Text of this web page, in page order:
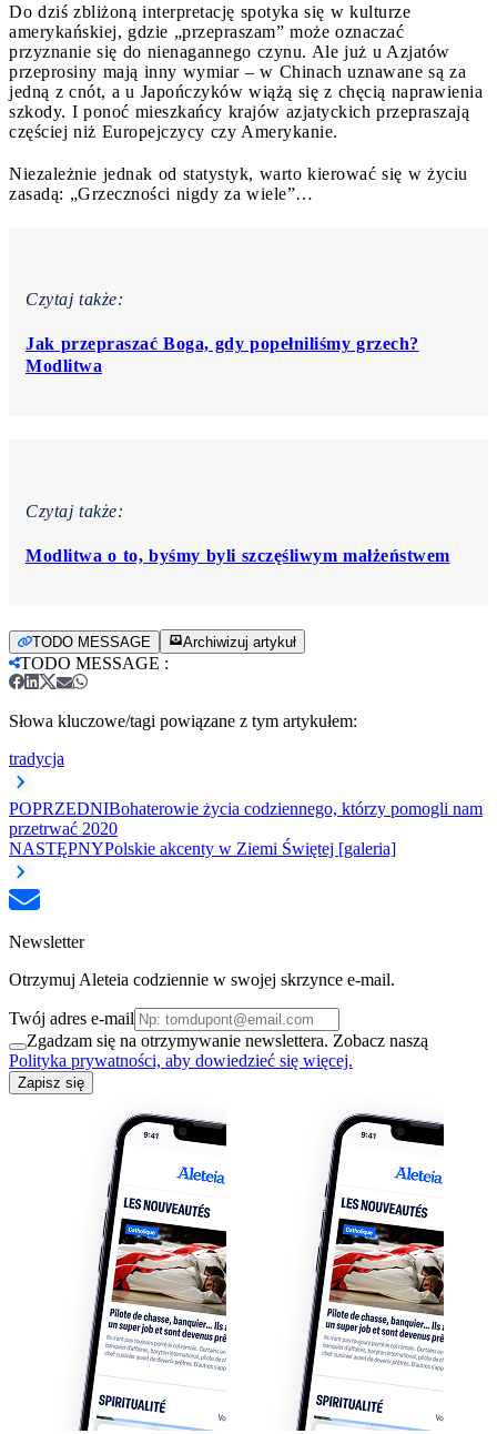
Do dziś zbliżoną interpretację spotyka się w kulturze
amerykańskiej, gdzie „przepraszam” może oznaczać
przyznanie się do nienagannego czynu. Ale już u Azjatów
przeprosiny mają inny wymiar – w Chinach uznawane są za
jedną z cnót, a u Japończyków wiążą się z chęcią naprawienia
szkody. I ponoć mieszkańcy krajów azjatyckich przepraszają
częściej niż Europejczycy czy Amerykanie.
Niezależnie jednak od statystyk, warto kierować się w życiu
zasadą: „Grzeczności nigdy za wiele”…
Czytaj także:
Jak przepraszać Boga, gdy popełniliśmy grzech?
Modlitwa
Czytaj także:
Modlitwa o to, byśmy byli szczęśliwym małżeństwem
TODO MESSAGE Archiwizuj artykuł
TODO MESSAGE :
Słowa kluczowe/tagi powiązane z tym artykułem:
tradycja
POPRZEDNIBohaterowie życia codziennego, którzy pomogli nam
przetrwać 2020
NASTĘPNYPolskie akcenty w Ziemi Świętej [galeria]
Newsletter
Otrzymuj Aleteia codziennie w swojej skrzynce e-mail.
Twój adres e-mail
Zgadzam się na otrzymywanie newslettera. Zobacz naszą
Polityka prywatności, aby dowiedzieć się więcej.
Zapisz się